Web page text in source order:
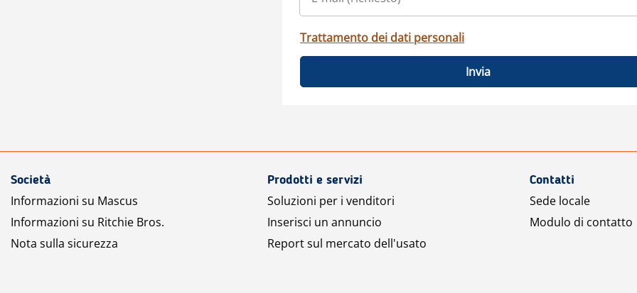
Trattamento dei dati personali
Invia
Società
Informazioni su Mascus
Informazioni su Ritchie Bros.
Nota sulla sicurezza
Prodotti e servizi
Soluzioni per i venditori
Inserisci un annuncio
Report sul mercato dell'usato
Contatti
Sede locale
Modulo di contatto